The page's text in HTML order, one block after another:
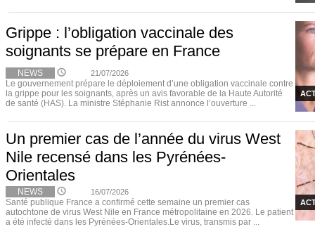
Grippe : l’obligation vaccinale des
soignants se prépare en France
NEWS 21/07/2026
Le gouvernement prépare le déploiement d’une obligation vaccinale contre
la grippe pour les soignants, après un avis favorable de la Haute Autorité
de santé (HAS). La ministre Stéphanie Rist annonce l’ouverture ...
Un premier cas de l’année du virus West
Nile recensé dans les Pyrénées-
Orientales
NEWS 16/07/2026
Santé publique France a confirmé cette semaine un premier cas
autochtone de virus West Nile en France métropolitaine en 2026. Le patient
a été infecté dans les Pyrénées-Orientales.Le virus, transmis par ...